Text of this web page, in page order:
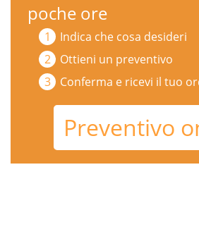
poche ore
Indica che cosa desideri
Ottieni un preventivo
Conferma e ricevi il tuo
Preventivo